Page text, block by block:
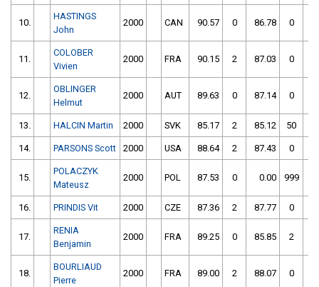
10.
HASTINGS
John
2000 CAN 90.57 0 86.78 0
11.
COLOBER
Vivien
2000 FRA 90.15 2 87.03 0
12.
OBLINGER
Helmut
2000 AUT 89.63 0 87.14 0
13. HALCIN Martin 2000 SVK 85.17 2 85.12 50
14. PARSONS Scott 2000 USA 88.64 2 87.43 0
15.
POLACZYK
Mateusz
2000 POL 87.53 0 0.00 999
16. PRINDIS Vit 2000 CZE 87.36 2 87.77 0
17.
RENIA
Benjamin
2000 FRA 89.25 0 85.85 2
18.
BOURLIAUD
Pierre
2000 FRA 89.00 2 88.07 0